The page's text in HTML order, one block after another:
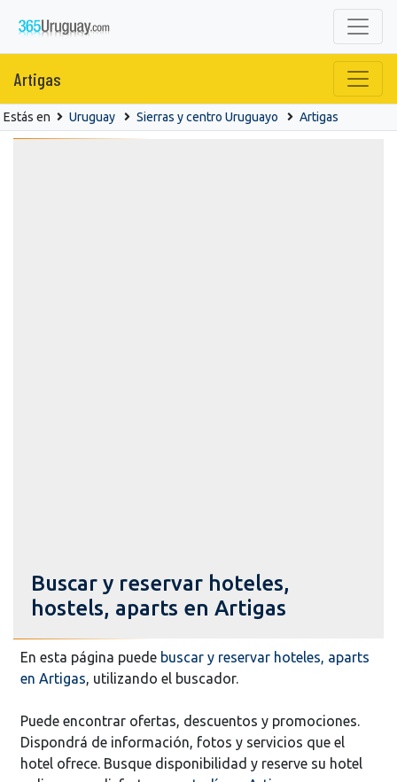
Artigas
Estás en Uruguay Sierras y centro Uruguayo Artigas
Buscar y reservar hoteles,
hostels, aparts en Artigas
En esta página puede buscar y reservar hoteles, aparts
en Artigas, utilizando el buscador.
Puede encontrar ofertas, descuentos y promociones.
Dispondrá de información, fotos y servicios que el
hotel ofrece. Busque disponibilidad y reserve su hotel